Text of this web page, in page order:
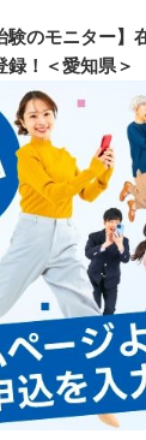
験のモニター】
！＜愛知県＞